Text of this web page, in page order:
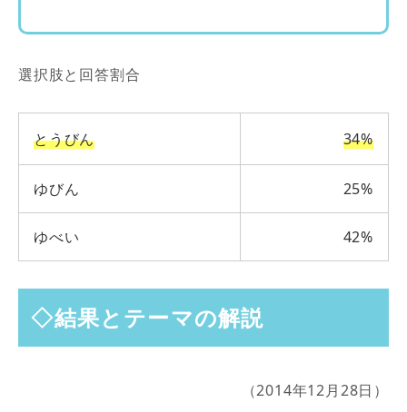
選択肢と回答割合
とうびん 34%
ゆびん 25%
ゆべい 42%
◇結果とテーマの解説
（2014年12月28日）